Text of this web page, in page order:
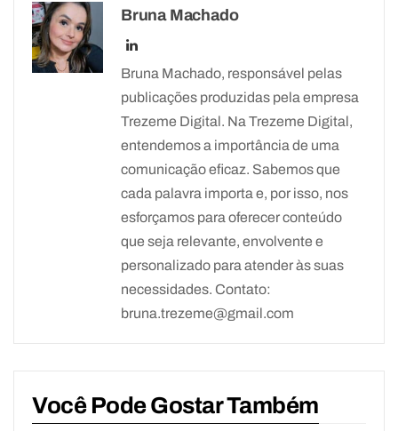
Bruna Machado
Bruna Machado, responsável pelas
publicações produzidas pela empresa
Trezeme Digital. Na Trezeme Digital,
entendemos a importância de uma
comunicação eficaz. Sabemos que
cada palavra importa e, por isso, nos
esforçamos para oferecer conteúdo
que seja relevante, envolvente e
personalizado para atender às suas
necessidades. Contato:
bruna.trezeme@gmail.com
Você Pode Gostar Também